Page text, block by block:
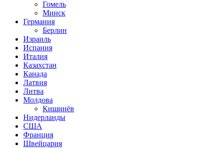
Гомель
Минск
Германия
Берлин
Израиль
Испания
Италия
Казахстан
Канада
Латвия
Литва
Молдова
Кишинёв
Нидерланды
США
Франция
Швейцария